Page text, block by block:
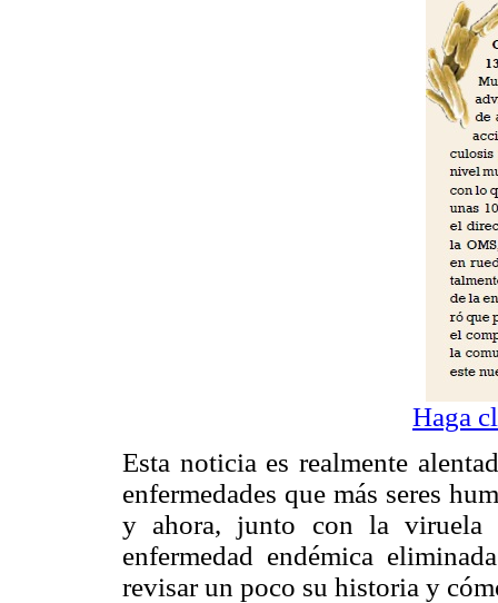
Haga
Esta noticia es realmente
enfermedades que más seres
y ahora, junto con la viruela
enfermedad endémica
revisar un poco su historia y